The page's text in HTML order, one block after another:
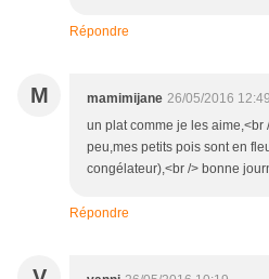
Répondre
M mamimijane 26/05/2016 12:49
un plat comme je les aime,<br
peu,mes petits pois sont en
congélateur),<br /> bonne
Répondre